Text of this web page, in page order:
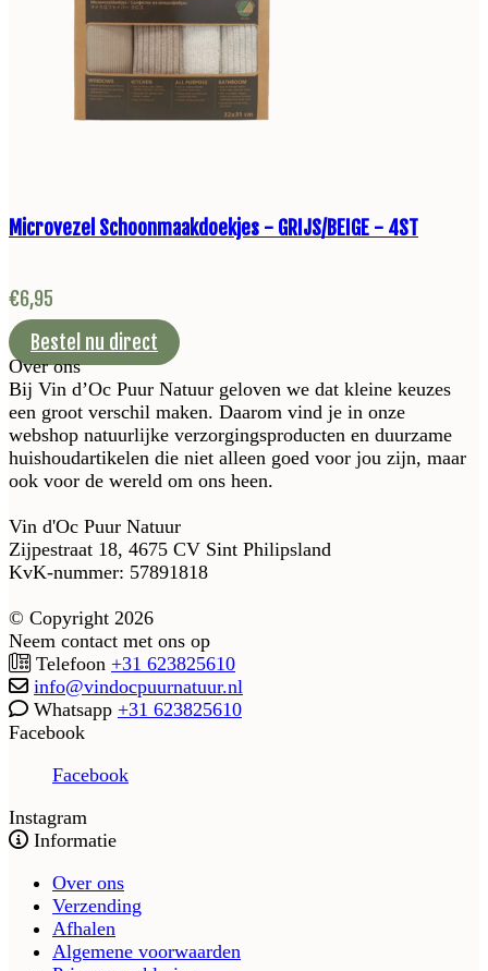
Microvezel Schoonmaakdoekjes - GRIJS/BEIGE - 4ST
€6,95
Bestel nu direct
Over ons
Bij Vin d’Oc Puur Natuur geloven we dat kleine keuzes
een groot verschil maken. Daarom vind je in onze
webshop natuurlijke verzorgingsproducten en duurzame
huishoudartikelen die niet alleen goed voor jou zijn, maar
ook voor de wereld om ons heen.
Vin d'Oc Puur Natuur
Zijpestraat 18, 4675 CV Sint Philipsland
KvK-nummer: 57891818
© Copyright 2026
Neem contact met ons op
Telefoon +31 623825610
info@vindocpuurnatuur.nl
Whatsapp +31 623825610
Facebook
Facebook
Instagram
Informatie
Over ons
Verzending
Afhalen
Algemene voorwaarden